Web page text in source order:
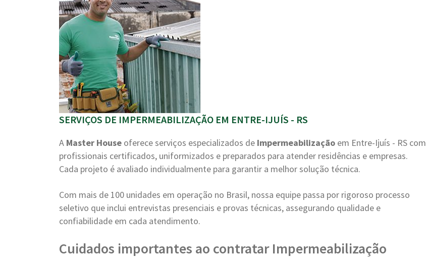
SERVIÇOS DE IMPERMEABILIZAÇÃO EM ENTRE-IJUÍS - RS
A Master House oferece serviços especializados de Impermeabilização em Entre-Ijuís - RS com
profissionais certificados, uniformizados e preparados para atender residências e empresas.
Cada projeto é avaliado individualmente para garantir a melhor solução técnica.
Com mais de 100 unidades em operação no Brasil, nossa equipe passa por rigoroso processo
seletivo que inclui entrevistas presenciais e provas técnicas, assegurando qualidade e
confiabilidade em cada atendimento.
Cuidados importantes ao contratar Impermeabilização